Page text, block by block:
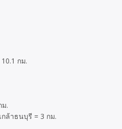
กม.
.
ล้าธนบุรี = 3 กม.